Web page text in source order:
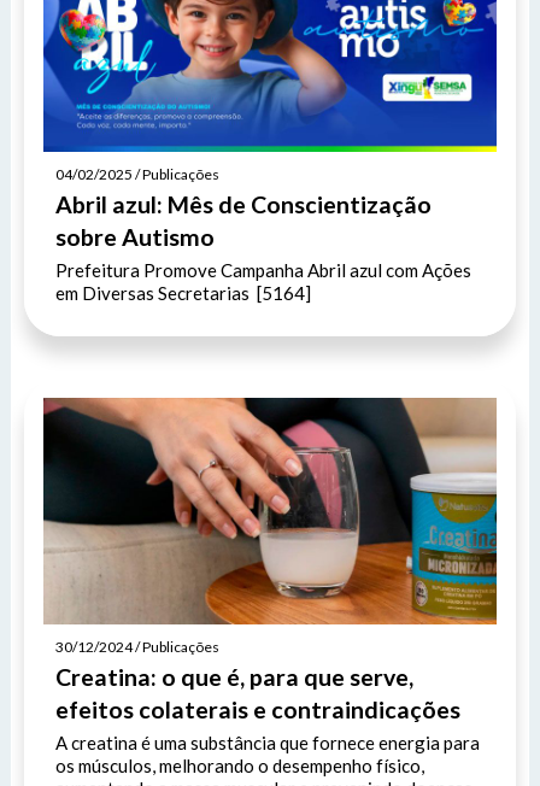
04/02/2025 / Publicações
Abril azul: Mês de Conscientização
sobre Autismo
Prefeitura Promove Campanha Abril azul com Ações
em Diversas Secretarias [5164]
30/12/2024 / Publicações
Creatina: o que é, para que serve,
efeitos colaterais e contraindicações
A creatina é uma substância que fornece energia para
os músculos, melhorando o desempenho físico,